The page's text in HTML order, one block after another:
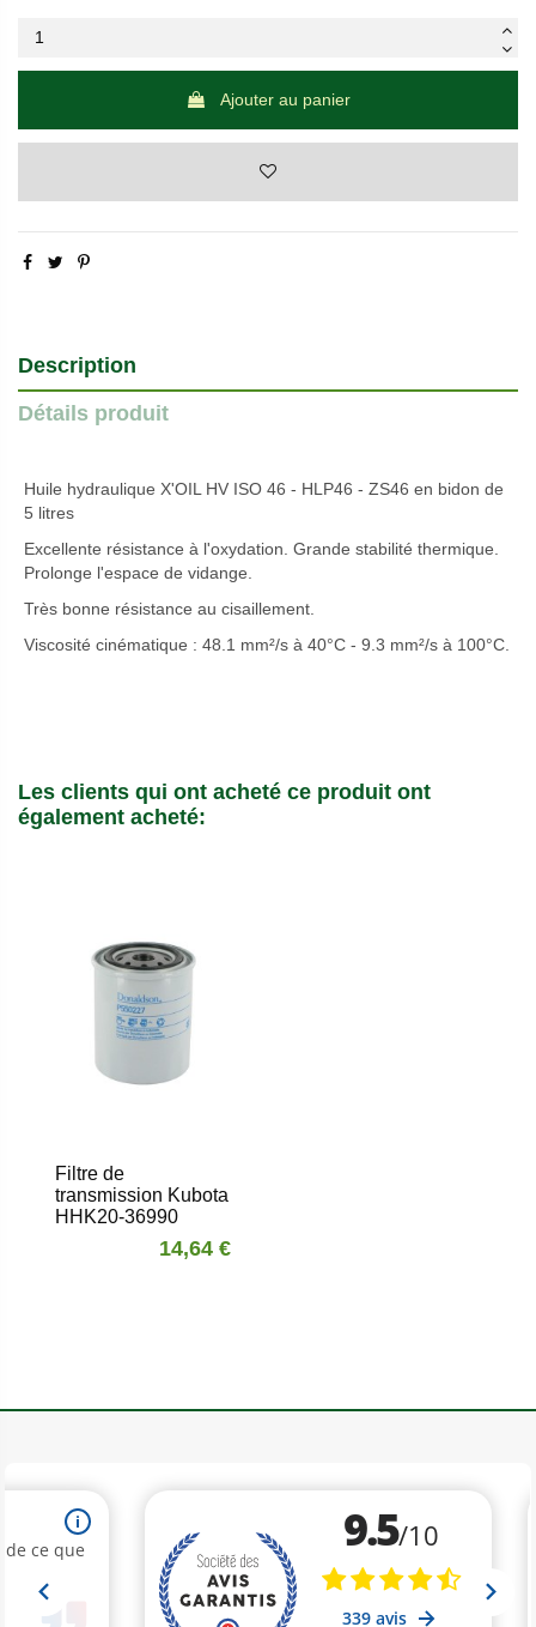
Ajouter au panier
Description
Détails produit
Huile hydraulique X'OIL HV ISO 46 - HLP46 - ZS46 en bidon de
5 litres
Excellente résistance à l'oxydation. Grande stabilité thermique.
Prolonge l'espace de vidange.
Très bonne résistance au cisaillement.
Viscosité cinématique : 48.1 mm²/s à 40°C - 9.3 mm²/s à 100°C.
Les clients qui ont acheté ce produit ont
également acheté:
Filtre de
transmission Kubota
HHK20-36990
14,64 €